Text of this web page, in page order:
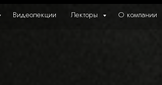
Видеолекции Лекторы О компании